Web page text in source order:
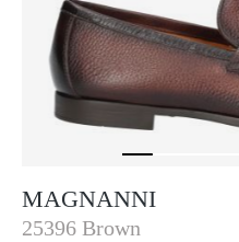
MAGNANNI
Magnanni
25396 Brown